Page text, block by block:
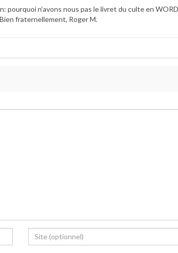
n’avons nous pas le livret du culte en WORD
fraternellement, Roger M.